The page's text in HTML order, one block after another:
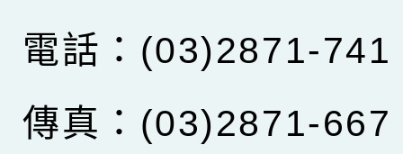
電話：(03)2871-741
傳真：(03)2871-667